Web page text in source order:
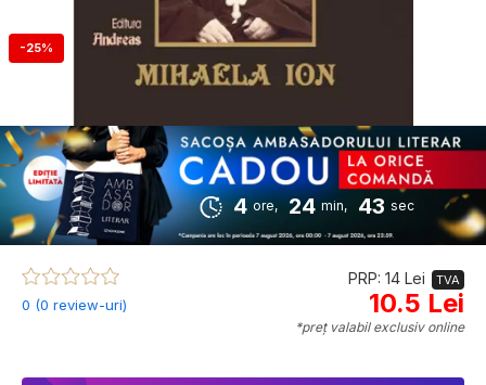
-25%
4 ore, 24 min, 43 sec
0 (0 review-uri)
PRP: 14 Lei TVA
10.5 Lei
*preț valabil exclusiv online